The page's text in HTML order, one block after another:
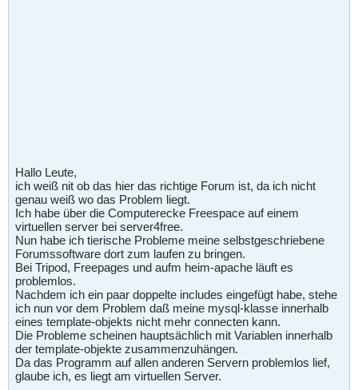
Hallo Leute,
ich weiß nit ob das hier das richtige Forum ist, da ich nicht
genau weiß wo das Problem liegt.
Ich habe über die Computerecke Freespace auf einem
virtuellen server bei server4free.
Nun habe ich tierische Probleme meine selbstgeschriebene
Forumssoftware dort zum laufen zu bringen.
Bei Tripod, Freepages und aufm heim-apache läuft es
problemlos.
Nachdem ich ein paar doppelte includes eingefügt habe, stehe
ich nun vor dem Problem daß meine mysql-klasse innerhalb
eines template-objekts nicht mehr connecten kann.
Die Probleme scheinen hauptsächlich mit Variablen innerhalb
der template-objekte zusammenzuhängen.
Da das Programm auf allen anderen Servern problemlos lief,
glaube ich, es liegt am virtuellen Server.